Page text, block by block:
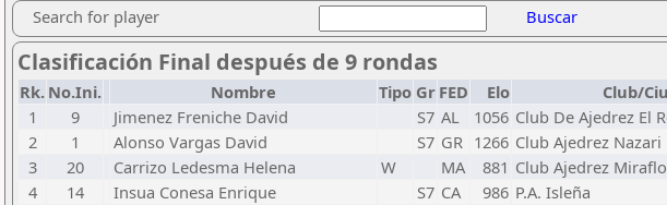
Search for player Buscar
Clasificación Final después de 9 rondas
Rk. No.Ini. Nombre Tipo Gr FED Elo Club/
1
9 Jimenez Freniche David S7 AL 1056 Club De Ajedrez El
2
1 Alonso Vargas David S7 GR 1266 Club Ajedrez Nazari
3
20 Carrizo Ledesma Helena W MA 881 Club Ajedrez
4
14 Insua Conesa Enrique S7 CA 986 P.A. Isleña